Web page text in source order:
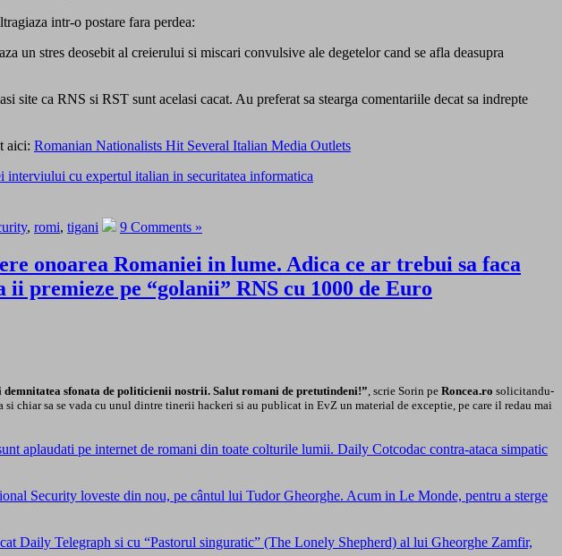
intr-o postare fara perdea:
un stres deosebit al creierului si miscari convulsive ale degetelor cand se afla deasupra
site ca RNS si RST sunt acelasi cacat. Au preferat sa stearga comentariile decat sa indrepte
aici: Romanian Nationalists Hit Several Italian Media Outlets
cu expertul italian in securitatea informatica
, romi, tigani 9 Comments »
onoarea Romaniei in lume. Adica ce ar trebui sa faca
premieze pe “golanii” RNS cu 1000 de Euro
sfonata de politicienii nostrii. Salut romani de pretutindeni!”, scrie Sorin pe Roncea.ro solicitandu-
si chiar sa se vada cu unul dintre tinerii hackeri si au publicat in EvZ un material de exceptie, pe care il redau mai
aplaudati pe internet de romani din toate colturile lumii. Daily Cotcodac contra-ataca simpatic
Security loveste din nou, pe cântul lui Tudor Gheorghe. Acum in Le Monde, pentru a sterge
Daily Telegraph si cu “Pastorul singuratic” (The Lonely Shepherd) al lui Gheorghe Zamfir,